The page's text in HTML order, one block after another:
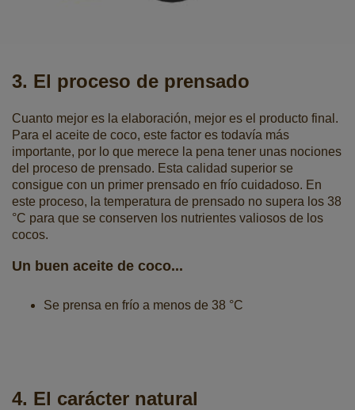
3. El proceso de prensado
Cuanto mejor es la elaboración, mejor es el producto final.
Para el aceite de coco, este factor es todavía más
importante, por lo que merece la pena tener unas nociones
del proceso de prensado. Esta calidad superior se
consigue con un primer prensado en frío cuidadoso. En
este proceso, la temperatura de prensado no supera los 38
°C para que se conserven los nutrientes valiosos de los
cocos.
Un buen aceite de coco...
Se prensa en frío a menos de 38 °C
4. El carácter natural